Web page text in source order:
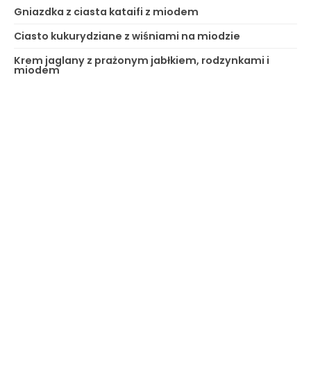
Gniazdka z ciasta kataifi z miodem
Ciasto kukurydziane z wiśniami na miodzie
Krem jaglany z prażonym jabłkiem, rodzynkami i
miodem